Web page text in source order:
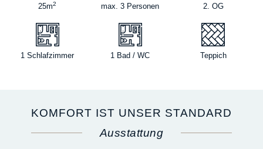
25m2 max. 3 Personen 2. OG
1 Schlafzimmer 1 Bad / WC Teppich
KOMFORT IST UNSER STANDARD
Ausstattung